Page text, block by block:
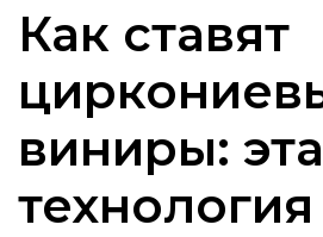
Как ставят
виниры:
технология